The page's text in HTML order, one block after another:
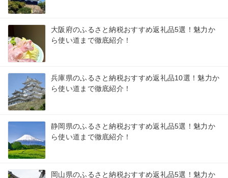
大阪府のふるさと納税おすすめ返礼品5選！魅力か
ら使い道まで徹底紹介！
兵庫県のふるさと納税おすすめ返礼品10選！魅力か
ら使い道まで徹底紹介！
静岡県のふるさと納税おすすめ返礼品5選！魅力か
ら使い道まで徹底紹介！
岡山県のふるさと納税おすすめ返礼品5選！魅力か